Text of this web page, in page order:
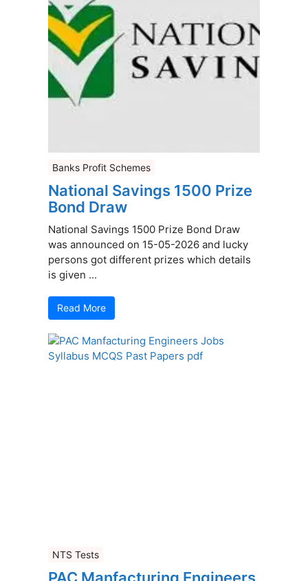
Banks Profit Schemes
National Savings 1500 Prize
Bond Draw
National Savings 1500 Prize Bond Draw
was announced on 15-05-2026 and lucky
persons got different prizes which details
is given ...
Read More
NTS Tests